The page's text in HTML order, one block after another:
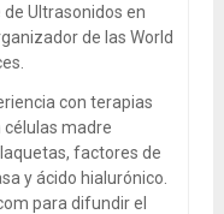
Ultrasonidos en
de las World
con terapias
madre
factores de
y ácido hialurónico.
para difundir el